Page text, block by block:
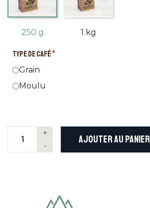
250 g 1 kg
TYPE DE CAFÉ*
Grain
Moulu
+
-
AJOUTER AU PANIER